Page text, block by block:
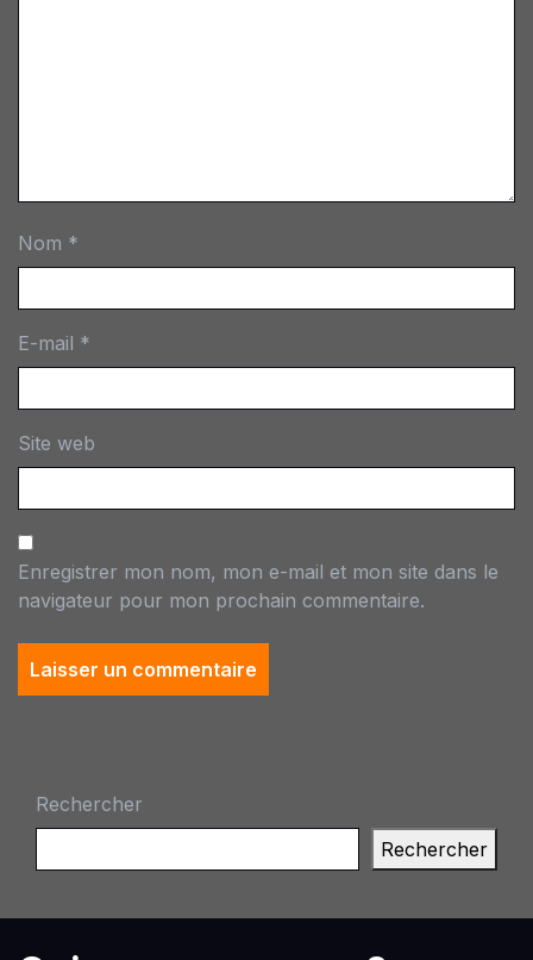
Nom *
E-mail *
Site web
Enregistrer mon nom, mon e-mail et mon site dans le
navigateur pour mon prochain commentaire.
Rechercher
Rechercher